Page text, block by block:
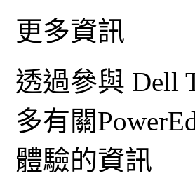
更多資訊
透過參與 Dell
多有關
體驗的資訊